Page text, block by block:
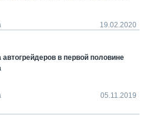
19.02.2020
в первой половине
05.11.2019